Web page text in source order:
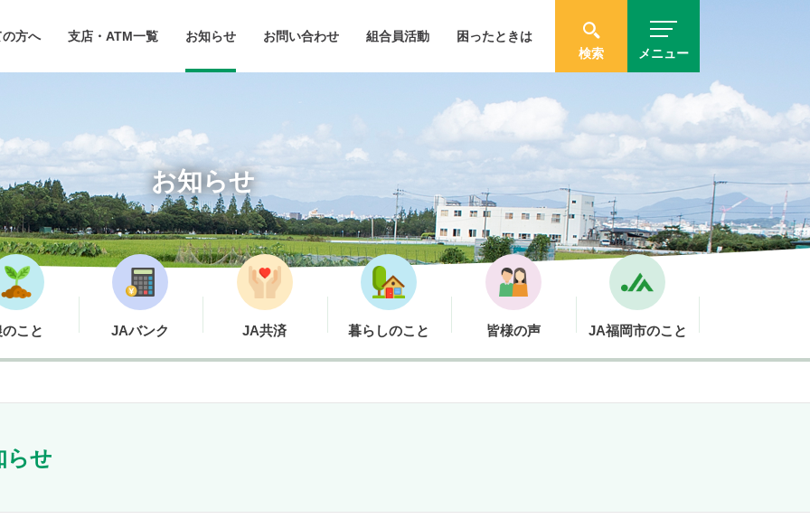
方へ 支店・ATM一覧 お知らせ お問い合わせ 組合員活動
困ったときは
検索
メニュー
こと JAバンク JA共済 暮らしのこと 皆様の声 JA福岡市のこと
お知らせ
らせ